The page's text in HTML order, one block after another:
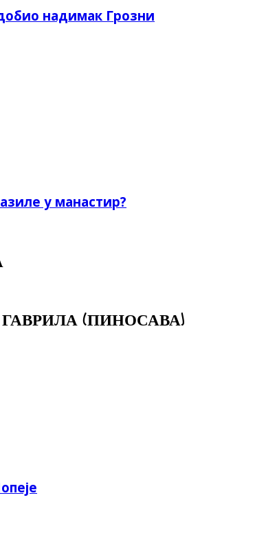
надимак Грозни
у манастир?
(ПИНОСАВА)